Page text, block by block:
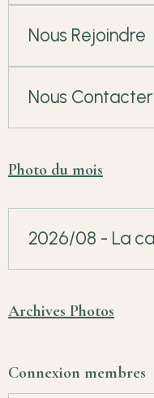
Nous Rejoindre
Nous Contacter
Photo du mois
2026/08
Archives Photos
Connexion membres